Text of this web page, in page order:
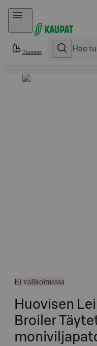
Hyppää sisältöön
Tuotteet
Ei valikoimassa
Huovisen
Broiler